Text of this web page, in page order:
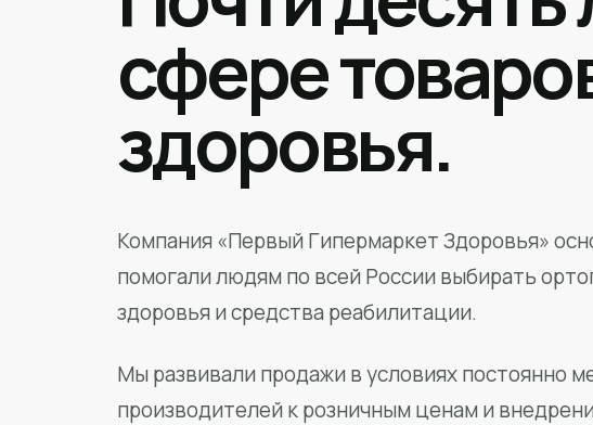
сфере
здоровья.
Компания «Первый Гипермаркет Здоровья»
помогали людям по всей России выбирать
здоровья и средства реабилитации.
Мы развивали продажи в условиях постоянно
производителей к розничным ценам и